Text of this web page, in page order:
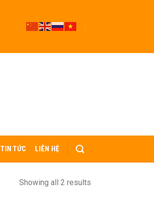
TIN TỨC LIÊN HỆ
Showing all 2 results